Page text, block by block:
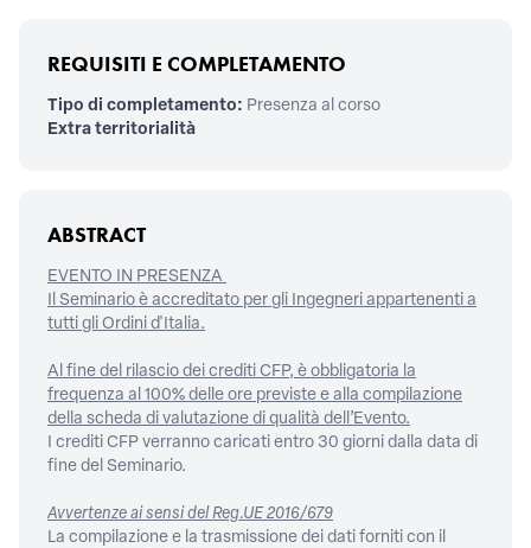
REQUISITI E COMPLETAMENTO
Tipo di completamento: Presenza al corso
Extra territorialità
ABSTRACT
EVENTO IN PRESENZA
Il Seminario è accreditato per gli Ingegneri appartenenti a
tutti gli Ordini d'Italia.
Al fine del rilascio dei crediti CFP, è obbligatoria la
frequenza al 100% delle ore previste e alla compilazione
della scheda di valutazione di qualità dell’Evento.
I crediti CFP verranno caricati entro 30 giorni dalla data di
fine del Seminario.
Avvertenze ai sensi del Reg.UE 2016/679
La compilazione e la trasmissione dei dati forniti con il